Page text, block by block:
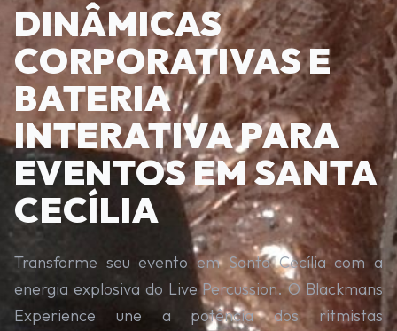
DINÂMICAS
CORPORATIVAS E
BATERIA
INTERATIVA PARA
EVENTOS EM SANTA
CECÍLIA
Transforme seu evento em Santa Cecília com a
energia explosiva do Live Percussion. O Blackmans
Experience une a potência dos ritmistas